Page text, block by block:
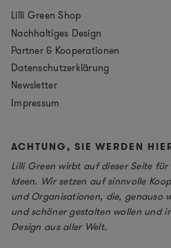
Lilli Green Shop
Nachhaltiges Design
Partner & Kooperationen
Datenschutzerklärung
Newsletter
Impressum
ACHTUNG, SIE WERDEN
Lilli Green wirbt auf dieser Seite
Ideen. Wir setzen auf sinnvolle
und Organisationen, die, genauso
und schöner gestalten wollen und
Design aus aller Welt.